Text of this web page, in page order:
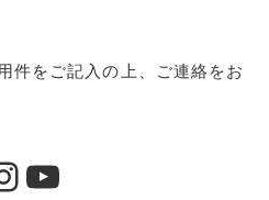
件をご記入の上、ご連絡をお
YouTube